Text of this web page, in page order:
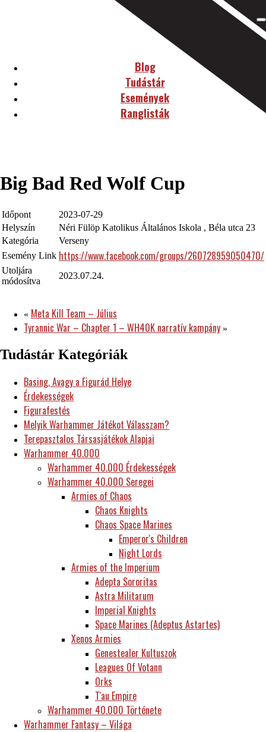
Blog
Tudástár
Események
Ranglisták
Big Bad Red Wolf Cup
Időpont
2023-07-29
Helyszín
Néri Fülöp Katolikus Általános Iskola , Béla utca 23
Kategória
Verseny
Esemény Link https://www.facebook.com/groups/260728959050470/
Utoljára
módosítva
2023.07.24.
« Meta Kill Team – Július
Tyrannic War – Chapter 1 – WH40K narratív kampány »
Tudástár Kategóriák
Basing, Avagy a Figurád Helye
Érdekességek
Figurafestés
Melyik Warhammer Játékot Válasszam?
Terepasztalos Társasjátékok Alapjai
Warhammer 40.000
Warhammer 40.000 Érdekességek
Warhammer 40.000 Seregei
Armies of Chaos
Chaos Knights
Chaos Space Marines
Emperor's Children
Night Lords
Armies of the Imperium
Adepta Sororitas
Astra Militarum
Imperial Knights
Space Marines (Adeptus Astartes)
Xenos Armies
Genestealer Kultuszok
Leagues Of Votann
Orks
T'au Empire
Warhammer 40.000 Története
Warhammer Fantasy – Világa